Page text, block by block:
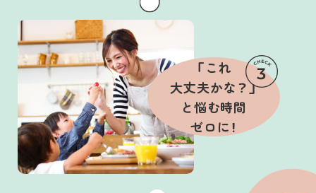
「これ
大丈夫かな？」
と悩む時間
ゼロに！